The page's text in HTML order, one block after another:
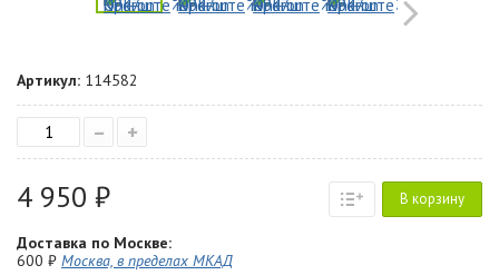
Артикул: 114582
– +
4 950 ₽ В корзину
Доставка по Москве:
600 ₽ Москва, в пределах МКАД